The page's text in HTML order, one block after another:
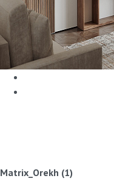
Matrix_Orekh (1)